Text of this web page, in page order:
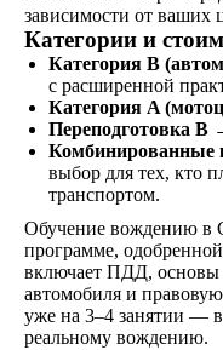
зависимости от ваших
Категории и
Категория B
с расширенной
Категория A
Переподготовка B
Комбинированные
выбор для тех, кто
транспортом.
Обучение вождению в
программе,
включает ПДД, основы
автомобиля и
уже на 3–4 занятии —
реальному вождению.
В
наших
сдаете
и
Сдаете
и
об